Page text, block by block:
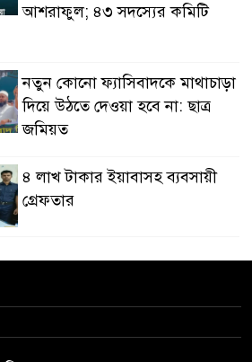
আশরাফুল; ৪৩ সদস্যের কমিটি
নতুন কোনো ফ্যাসিবাদকে মাথাচাড়া
দিয়ে উঠতে দেওয়া হবে না: ছাত্র
জমিয়ত
৪ লাখ টাকার ইয়াবাসহ ব্যবসায়ী
গ্রেফতার